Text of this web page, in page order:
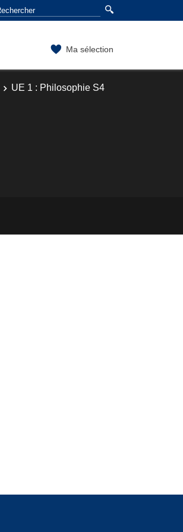
Ma sélection
UE 1 : Philosophie S4